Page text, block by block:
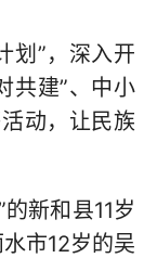
划”，深入开
共建”、中小
动，让民族
新和县11岁
市12岁的吴